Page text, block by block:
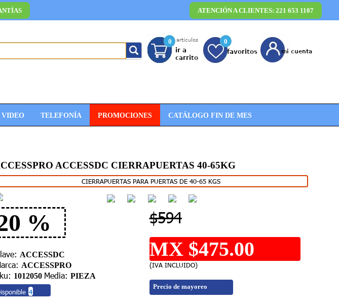
ATENCIÓN A CLIENTES: 221 653 1107
0 0
VIDEO TELEFONÍA PROMOCIONES CATÁLOGO FIN DE MES
ACCESSDC CIERRAPUERTAS 40-65KG
CIERRAPUERTAS PARA PUERTAS DE 40-65 KGS
%
ACCESSDC
ACCESSPRO
1012050 Media:PIEZA
4
$594
MX $475.00
(IVA INCLUIDO)
Precio de mayoreo